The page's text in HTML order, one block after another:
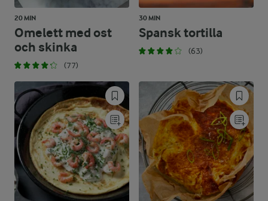
20 MIN
Omelett med ost
och skinka
(77)
30 MIN
Spansk tortilla
(63)